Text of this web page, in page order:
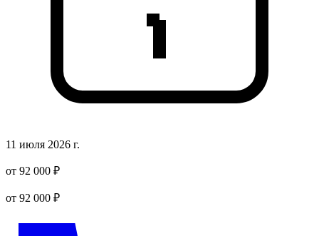
11 июля 2026 г.
от 92 000 ₽
от 92 000 ₽